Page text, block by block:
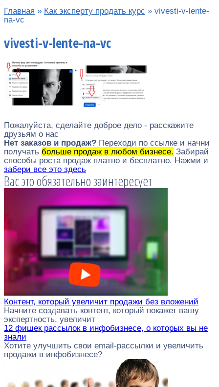
Главная » Как эксперту продать курс » vivesti-v-lente-
na-vc
vivesti-v-lente-na-vc
Пожалуйста, сделайте доброе дело - расскажите
друзьям о нас
Нет заказов и продаж? Переходи по ссылке и начни
получать больше продаж в любом бизнесе. Забирай
способы роста продаж платно и бесплатно. Нажми и
забери все это здесь
Вас это обязательно заинтересует
Контент, который увеличит продажи без вложений
Начните создавать контент, который покажет вашу
экспертность, увеличит
12 фишек рассылок в инфобизнесе, о которых вы не
знали
Хотите улучшить свои email-рассылки и увеличить
продажи в инфобизнесе?